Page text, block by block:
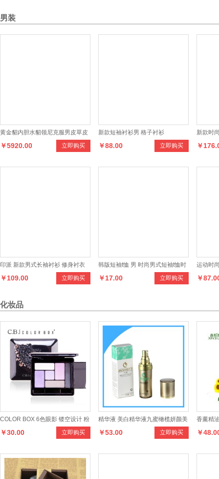
男装
黄金貂内胆水貂领尼克服男皮草皮
衣男士貂皮冬装外套 立即购买
￥5920.00
新款短袖衬衫男 格子衬衫
立即购买
￥88.00
新款时
￥
印派 新款男式长袖衬衫 修身衬衣
男装热卖 磨毛衬衫 立即购买
￥109.00
韩版短袖t恤 男 时尚男式短袖t恤时
尚修身男短袖t恤 立即购买
￥17.00
运动时
套
￥
化妆品
COLOR BOX 6色眼影 镂空设计 粉
质细腻 立即购买
￥30.00
精华液 美白精华液九蜜橄榄妍颜美
白精华液 立即购买
￥53.00
香薰精
灯专用
￥